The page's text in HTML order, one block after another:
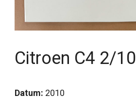
Citroen C4 2/10
Datum: 2010